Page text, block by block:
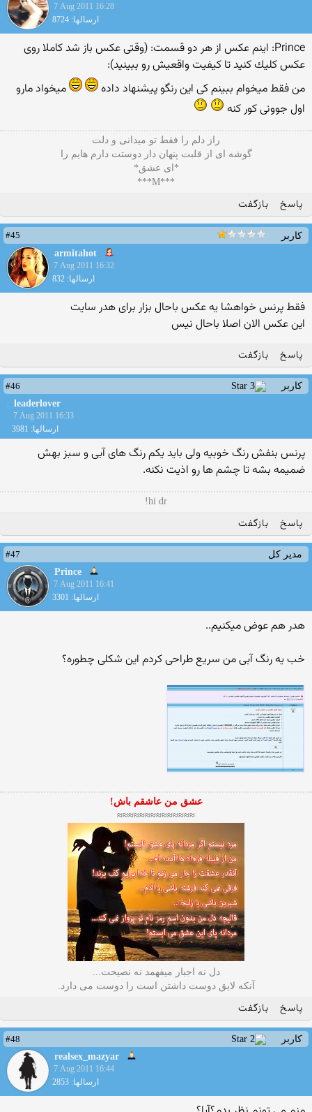
7 Aug 2011 16:28
ارسالها: 8724
Prince: اینم عكس از هر دو قسمت: (وقتی عكس باز شد كاملا روی
عكس كلیك كنید تا كیفیت واقعیش رو ببینید):
من فقط میخوام ببینم كی این رنگو پیشنهاد داده
میخواد مارو
اول جوونی كور كنه
راز دلم را فقط تو میدانی و دلت
گوشه ای از قلبت پنهان دار دوستت دارم هایم را
*ای عشق*
***M***
پاسخ بازگفت
کاربر
#45
armitahot
7 Aug 2011 16:32
ارسالها: 832
فقط پرنس خواهشا یه عكس باحال بزار برای هدر سایت
این عكس الان اصلا باحال نیس
پاسخ بازگفت
کاربر
#46
leaderlover
7 Aug 2011 16:33
ارسالها: 3981
پرنس بنفش رنگ خوبیه ولی باید یکم رنگ های آبی و سبز بهش
ضمیمه بشه تا چشم ها رو اذیت نکنه.
hi dr!
پاسخ بازگفت
مدیر کل
#47
Prince
7 Aug 2011 16:41
ارسالها: 3301
هدر هم عوض میكنیم..
خب یه رنگ آبی من سریع طراحی كردم این شكلی چطوره؟
عشق من عاشقم باش!
≈≈≈≈≈≈≈≈≈≈≈≈≈≈
دل نه اجبار میفهمد نه نصیحت...
آنکه لایق دوست داشتن است را دوست می دارد.
پاسخ بازگفت
کاربر
#48
realsex_mazyar
7 Aug 2011 16:44
ارسالها: 2853